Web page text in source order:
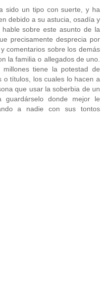
sido un tipo con suerte, y ha
debido a su astucia, osadía y
sobre este asunto de la
precisamente desprecia por
comentarios sobre los demás
la familia o allegados de uno.
tiene la potestad de
o títulos, los cuales lo hacen a
que usar la soberbia de un
guardárselo donde mejor le
a nadie con sus tontos